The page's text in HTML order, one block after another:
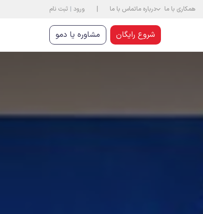
همکاری با ما درباره ماتماس با ما | ورود | ثبت نام
شروع رایگان مشاوره یا دمو